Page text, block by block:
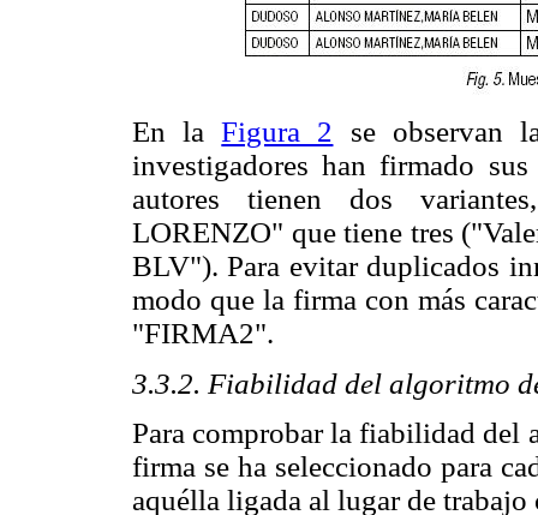
En laFigura 2 se observan
investigadores han firmado
autores tienen dos
LORENZO" que tiene tres
BLV"). Para evitar duplicados
modo que la firma con más
"FIRMA2".
3.3.2. Fiabilidad del algoritmo
Para comprobar la fiabilidad del
firma se ha seleccionado para
aquélla ligada al lugar de trabajo